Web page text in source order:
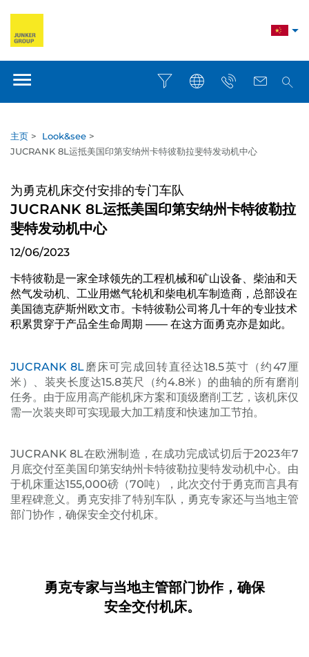
主页 > Look&see >
JUCRANK 8L运抵美国印第安纳州卡特彼勒拉斐特发动机中心
为勇克机床交付安排的专门车队
JUCRANK 8L运抵美国印第安纳州卡特彼勒拉
斐特发动机中心
12/06/2023
卡特彼勒是一家全球领先的工程机械和矿山设备、柴油和天
然气发动机、工业用燃气轮机和柴电机车制造商，总部设在
美国德克萨斯州欧文市。卡特彼勒公司将几十年的专业技术
积累贯穿于产品全生命周期 —— 在这方面勇克亦是如此。
JUCRANK 8L磨床可完成回转直径达18.5英寸（约47厘
米）、装夹长度达15.8英尺（约4.8米）的曲轴的所有磨削
任务。由于应用高产能机床方案和顶级磨削工艺，该机床仅
需一次装夹即可实现最大加工精度和快速加工节拍。
JUCRANK 8L在欧洲制造，在成功完成试切后于2023年7
月底交付至美国印第安纳州卡特彼勒拉斐特发动机中心。由
于机床重达155,000磅（70吨），此次交付于勇克而言具有
里程碑意义。勇克安排了特别车队，勇克专家还与当地主管
部门协作，确保安全交付机床。
勇克专家与当地主管部门协作，确保
安全交付机床。